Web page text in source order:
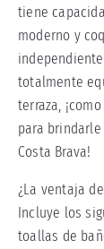
tiene
moderno y
totalmente
terraza,
para
Costa Brava!
¿La ventaja
Incluye los
toallas de